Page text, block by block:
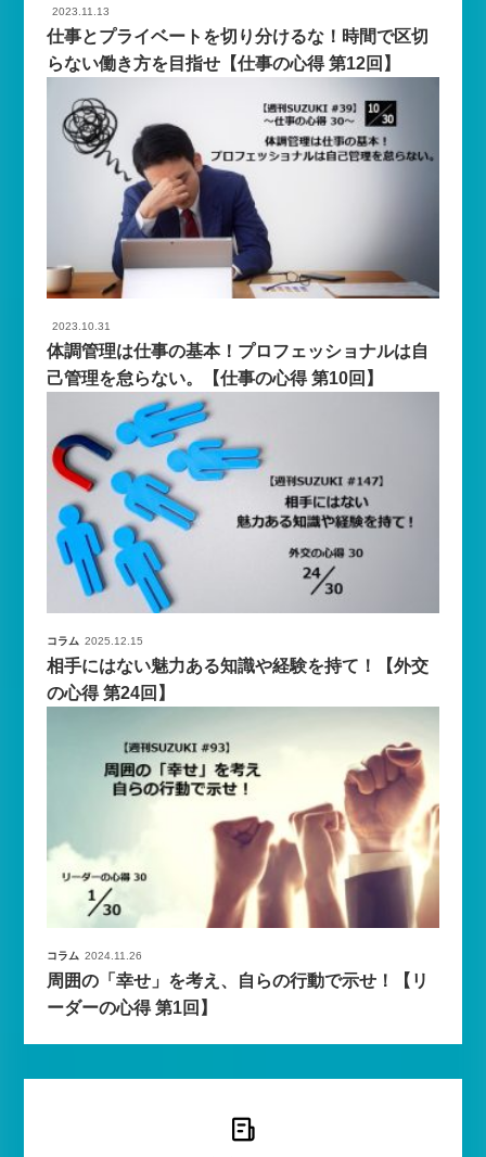
2023.11.13
仕事とプライベートを切り分けるな！時間で区切
らない働き方を目指せ【仕事の心得 第12回】
2023.10.31
体調管理は仕事の基本！プロフェッショナルは自
己管理を怠らない。【仕事の心得 第10回】
コラム 2025.12.15
相手にはない魅力ある知識や経験を持て！【外交
の心得 第24回】
コラム 2024.11.26
周囲の「幸せ」を考え、自らの行動で示せ！【リ
ーダーの心得 第1回】